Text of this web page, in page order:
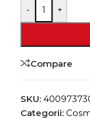
- +
Compare
SKU:
Categorii: